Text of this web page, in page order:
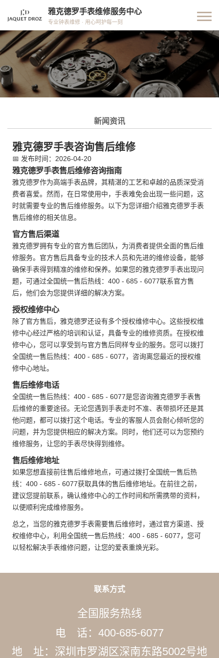
雅克德罗手表维修服务中心
专业钟表维修 · 用心呵护每一刻
新闻资讯
雅克德罗手表咨询售后维修
📅 发布时间：2026-04-20
雅克德罗手表售后维修咨询指南
雅克德罗作为高端手表品牌，其精湛的工艺和卓越的品质深受消
费者喜爱。然而，在日常使用中，手表难免会出现一些问题，这
时就需要专业的售后维修服务。以下为您详细介绍雅克德罗手表
售后维修的相关信息。
官方售后渠道
雅克德罗拥有专业的官方售后团队，为消费者提供全面的售后维
修服务。官方售后具备专业的技术人员和先进的维修设备，能够
确保手表得到精准的维修和保养。如果您的雅克德罗手表出现问
题，可通过全国统一售后热线：400 - 685 - 6077联系官方售
后，他们会为您提供详细的解决方案。
授权维修中心
除了官方售后，雅克德罗还设有多个授权维修中心。这些授权维
修中心经过严格的培训和认证，具备专业的维修资质。在授权维
修中心，您可以享受到与官方售后同样专业的服务。您可以拨打
全国统一售后热线：400 - 685 - 6077，咨询离您最近的授权维
修中心地址。
售后维修电话
全国统一售后热线：400 - 685 - 6077是您咨询雅克德罗手表售
后维修的重要途径。无论您遇到手表走时不准、表带损坏还是其
他问题，都可以拨打这个电话。专业的客服人员会耐心倾听您的
问题，并为您提供相应的解决方案。同时，他们还可以为您预约
维修服务，让您的手表尽快得到维修。
售后维修地址
如果您想直接前往售后维修地点，可通过拨打全国统一售后热
线：400 - 685 - 6077获取具体的售后维修地址。在前往之前，
建议您提前联系，确认维修中心的工作时间和所需携带的资料，
以便顺利完成维修服务。
总之，当您的雅克德罗手表需要售后维修时，通过官方渠道、授
权维修中心，利用全国统一售后热线：400 - 685 - 6077，您可
以轻松解决手表维修问题，让您的爱表重焕光彩。
联系方式
全国服务热线
电 话：400-685-6077
地 址：深圳市罗湖区深南东路5002号地